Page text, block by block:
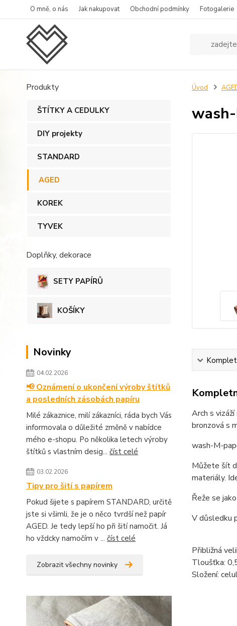
O mně, o nás Jak nakupovat Obchodní podmínky Fotogalerie
Produkty
ŠTÍTKY A CEDULKY
DIY projekty
STANDARD
AGED
KOREK
TYVEK
Doplňky, dekorace
SETY PAPÍRŮ
KOŠÍKY
Novinky
04.02.2026
📢 Oznámení o ukončení výroby štítků
a posledních zásobách papíru
Milé zákaznice, milí zákazníci, ráda bych Vás
informovala o důležité změně v nabídce
mého e-shopu. Po několika letech výroby
štítků s vlastním desig... číst celé
03.02.2026
Tipy pro šití s papírem
Pokud šijete s papírem STANDARD, určitě
jste si všimli, že je o něco tvrdší než papír
AGED. Je tedy lepší ho při šití namočit. Já
ho vždcky namočím v ... číst celé
Zobrazit všechny novinky
Úvod
Arch s
bronzová s
wash-M-
Můžete šít
materiály.
Řeže se
V důsledku
Přibližná
Tloušťka:
Složení: